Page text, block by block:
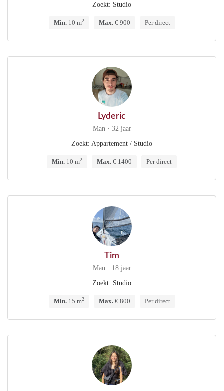
Zoekt: Studio
Min.10 m2 Max.€ 900 Per direct
Lyderic
Man · 32 jaar
Zoekt: Appartement / Studio
Min. 10 m2 Max. € 1400 Per direct
Tim
Man · 18 jaar
Zoekt: Studio
Min.15 m2 Max.€ 800 Per direct